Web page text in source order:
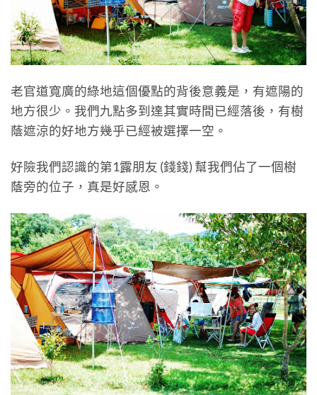
老官道寬廣的綠地這個優點的背後意義是，有遮陽的
地方很少。我們九點多到達其實時間已經落後，有樹
蔭遮涼的好地方幾乎已經被選擇一空。
好險我們認識的第1露朋友 (錢錢) 幫我們佔了一個樹
蔭旁的位子，真是好感恩。